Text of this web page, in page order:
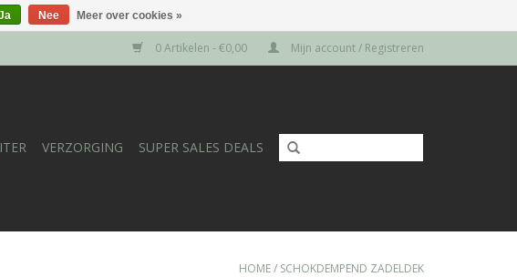
0 Artikelen - €0,00 Mijn account / Registreren
VERZORGING SUPER SALES DEALS
HOME/ SCHOKDEMPEND ZADELDEK
Nee Meer over cookies »